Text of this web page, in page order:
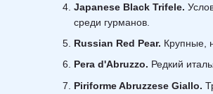
Japanese Black Trifele.
среди гурманов.
Russian Red Pear. Крупные,
Pera d'Abruzzo. Редкий
Piriforme Abruzzese Giallo.